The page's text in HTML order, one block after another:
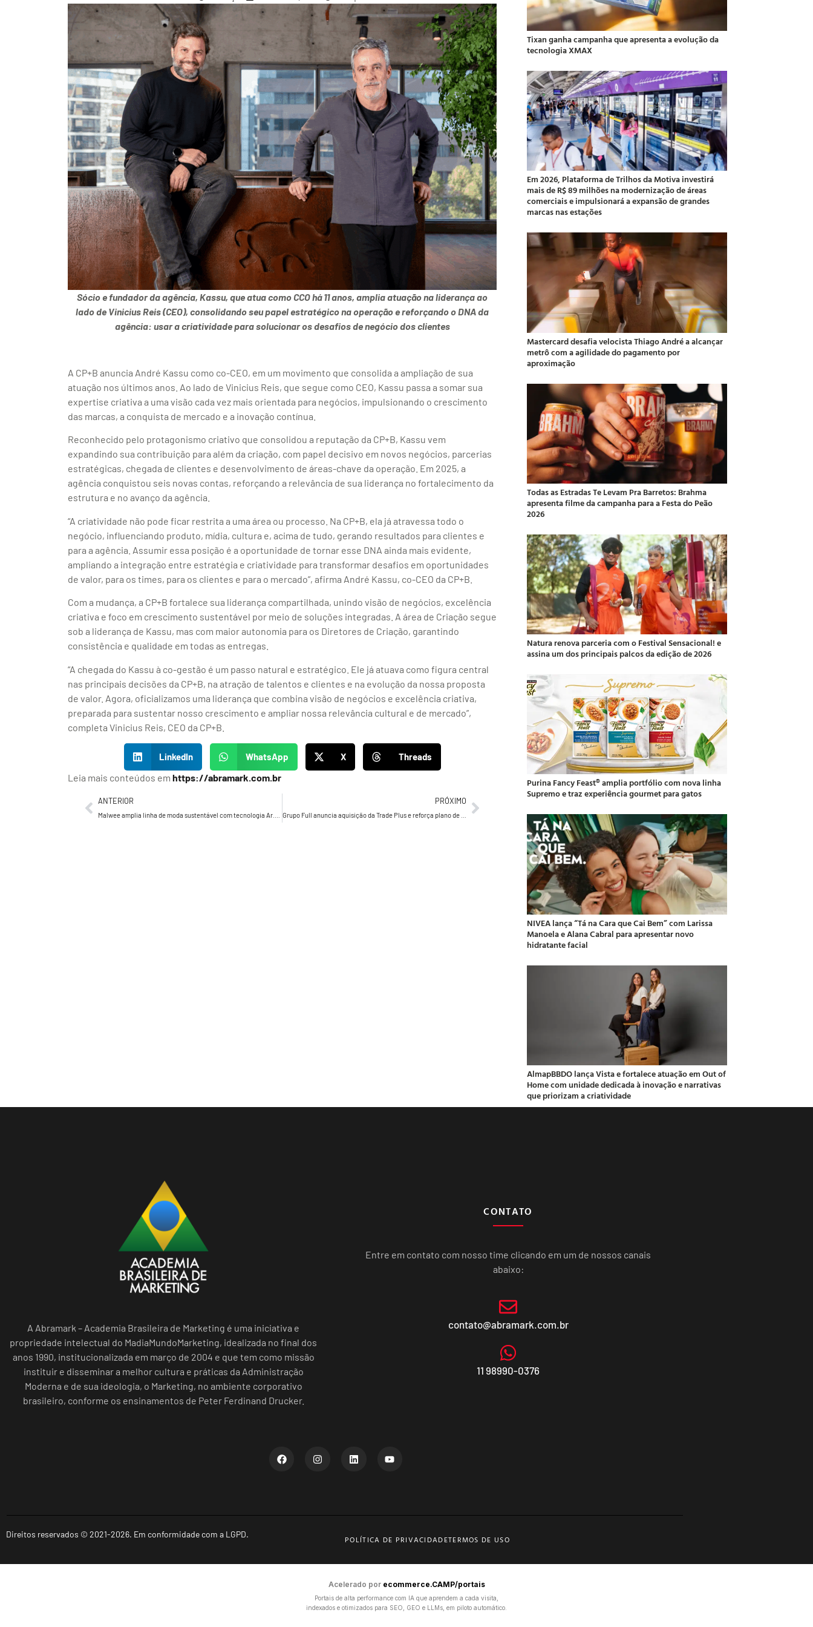
Sócio e fundador da agência, Kassu, que atua como CCO há 11 anos, amplia atuação na liderança ao
lado de Vinicius Reis (CEO), consolidando seu papel estratégico na operação e reforçando o DNA da
agência: usar a criatividade para solucionar os desafios de negócio dos clientes
A CP+B anuncia André Kassu como co-CEO, em um movimento que consolida a ampliação de sua
atuação nos últimos anos. Ao lado de Vinicius Reis, que segue como CEO, Kassu passa a somar sua
expertise criativa a uma visão cada vez mais orientada para negócios, impulsionando o crescimento
das marcas, a conquista de mercado e a inovação contínua.
Reconhecido pelo protagonismo criativo que consolidou a reputação da CP+B, Kassu vem
expandindo sua contribuição para além da criação, com papel decisivo em novos negócios, parcerias
estratégicas, chegada de clientes e desenvolvimento de áreas-chave da operação. Em 2025, a
agência conquistou seis novas contas, reforçando a relevância de sua liderança no fortalecimento da
estrutura e no avanço da agência.
“A criatividade não pode ficar restrita a uma área ou processo. Na CP+B, ela já atravessa todo o
negócio, influenciando produto, mídia, cultura e, acima de tudo, gerando resultados para clientes e
para a agência. Assumir essa posição é a oportunidade de tornar esse DNA ainda mais evidente,
ampliando a integração entre estratégia e criatividade para transformar desafios em oportunidades
de valor, para os times, para os clientes e para o mercado”, afirma André Kassu, co-CEO da CP+B.
Com a mudança, a CP+B fortalece sua liderança compartilhada, unindo visão de negócios, excelência
criativa e foco em crescimento sustentável por meio de soluções integradas. A área de Criação segue
sob a liderança de Kassu, mas com maior autonomia para os Diretores de Criação, garantindo
consistência e qualidade em todas as entregas.
“A chegada do Kassu à co-gestão é um passo natural e estratégico. Ele já atuava como figura central
nas principais decisões da CP+B, na atração de talentos e clientes e na evolução da nossa proposta
de valor. Agora, oficializamos uma liderança que combina visão de negócios e excelência criativa,
preparada para sustentar nosso crescimento e ampliar nossa relevância cultural e de mercado”,
completa Vinicius Reis, CEO da CP+B.
LinkedIn WhatsApp X Threads
Leia mais conteúdos em https://abramark.com.br
ANTERIOR PRÓXIMO
Tixan ganha campanha que apresenta a evolução da
tecnologia XMAX
Em 2026, Plataforma de Trilhos da Motiva investirá
mais de R$ 89 milhões na modernização de áreas
comerciais e impulsionará a expansão de grandes
marcas nas estações
Mastercard desafia velocista Thiago André a alcançar
metrô com a agilidade do pagamento por
aproximação
Todas as Estradas Te Levam Pra Barretos: Brahma
apresenta filme da campanha para a Festa do Peão
2026
Natura renova parceria com o Festival Sensacional! e
assina um dos principais palcos da edição de 2026
Purina Fancy Feast® amplia portfólio com nova linha
Supremo e traz experiência gourmet para gatos
NIVEA lança “Tá na Cara que Cai Bem” com Larissa
Manoela e Alana Cabral para apresentar novo
hidratante facial
AlmapBBDO lança Vista e fortalece atuação em Out of
Home com unidade dedicada à inovação e narrativas
que priorizam a criatividade
A Abramark – Academia Brasileira de Marketing é uma iniciativa e
propriedade intelectual do MadiaMundoMarketing, idealizada no final dos
anos 1990, institucionalizada em março de 2004 e que tem como missão
instituir e disseminar a melhor cultura e práticas da Administração
Moderna e de sua ideologia, o Marketing, no ambiente corporativo
brasileiro, conforme os ensinamentos de Peter Ferdinand Drucker.
CONTATO
Entre em contato com nosso time clicando em um de nossos canais
abaixo:
contato@abramark.com.br
11 98990-0376
Direitos reservados © 2021-2026. Em conformidade com a LGPD. POLÍTICA DE PRIVACIDADETERMOS DE USO
Acelerado por ecommerce.CAMP/portais
Portais de alta performance com IA que aprendem a cada visita,
indexados e otimizados para SEO, GEO e LLMs, em piloto automático.